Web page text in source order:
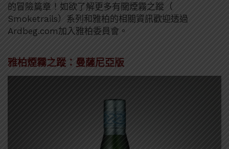
的冒險篇章！如欲了解更多有關煙霧之蹤（
Smoketrails）系列和雅柏的相關資訊歡迎透過
Ardbeg.com加入雅柏委員會。
雅柏煙霧之蹤：曼薩尼亞版